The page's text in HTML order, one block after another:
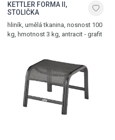
KETTLER FORMA II,
STOLIČKA
hliník, umělá tkanina, nosnost 100
kg, hmotnost 3 kg, antracit - grafit